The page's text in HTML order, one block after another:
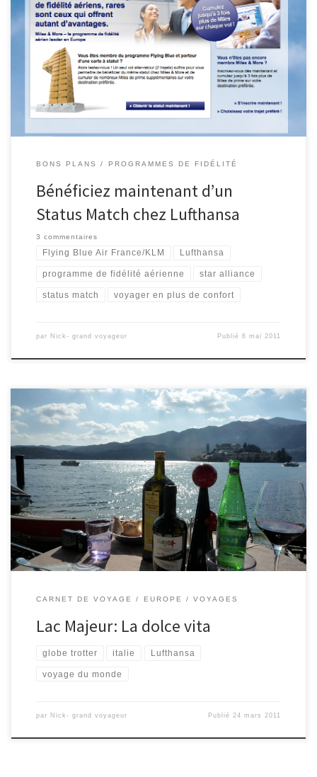
Cette offre n’est plus disponible. Pour ne plus ratez les bons plans
inscrivez-vous maintenant au Flux RSS ou devenez Fan sur
Facebook. Avez-vous un statut élite chez Air France/KLM? Jusqu’au
31 mai 2011, Lufthansa Miles and More offre la même niveau du
statut élite aux adhérents élites Flying Blue (pas des […]
BONS PLANS PROGRAMMES DE FIDÉLITÉ
Bénéficiez maintenant d’un
Status Match chez Lufthansa
3 commentaires
Flying Blue Air France/KLM Lufthansa
programme de fidélité aérienne star alliance
status match voyager en plus de confort
par Nick- grand voyageur Publié6 mai 2011
Au pays de la dolce vita, le nord de l’Italie concentre les lacs
Majeur, Côme, et Garde entre autres. La géographie avec ses
montagnes, lacs, îles, et les anciens villes dépassent ici
l’imagination. On a passé un weekend à la découverte du Lac
Majeur.
CARNET DE VOYAGE EUROPE VOYAGES
Lac Majeur: La dolce vita
globe trotter italie Lufthansa
voyage du monde
par Nick- grand voyageur Publié24 mars 2011